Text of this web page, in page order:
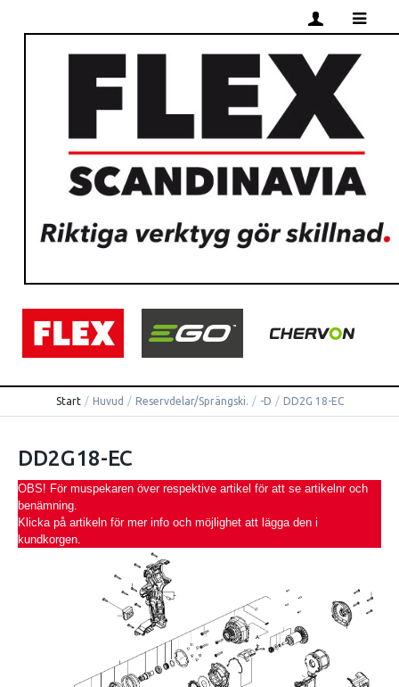
Start / Huvud / Reservdelar/Sprängski. / -D / DD2G 18-EC
DD2G18-EC
OBS! För muspekaren över respektive artikel för att se artikelnr och
benämning.
Klicka på artikeln för mer info och möjlighet att lägga den i
kundkorgen.